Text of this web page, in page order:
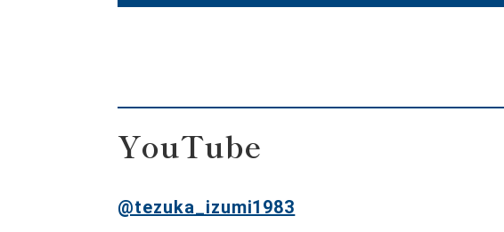
YouTube
@tezuka_izumi1983